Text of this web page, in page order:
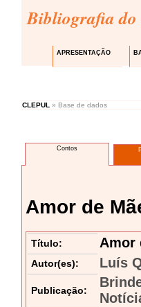
Bibliografia do
APRESENTAÇÃO
CLEPUL » Base de dados
Contos
Amor de
Título: Amor
Autor(es): Luís
Publicação: